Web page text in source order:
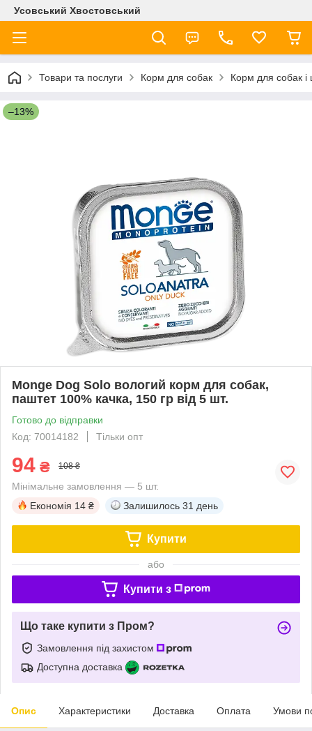
Усовський Хвостовський
Товари та послуги Корм для собак Корм для собак і
–13%
Monge Dog Solo вологий корм для собак,
паштет 100% качка, 150 гр від 5 шт.
Готово до відправки
Код: 70014182
Тільки опт
94 ₴ 108 ₴
Мінімальне замовлення — 5 шт.
Економія 14 ₴ Залишилось 31 день
Купити
або
Купити з
Що таке купити з Пром?
Замовлення під захистом
Доступна доставка
Опис Характеристики Доставка Оплата Умови